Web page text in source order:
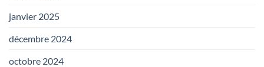
janvier 2025
décembre 2024
octobre 2024